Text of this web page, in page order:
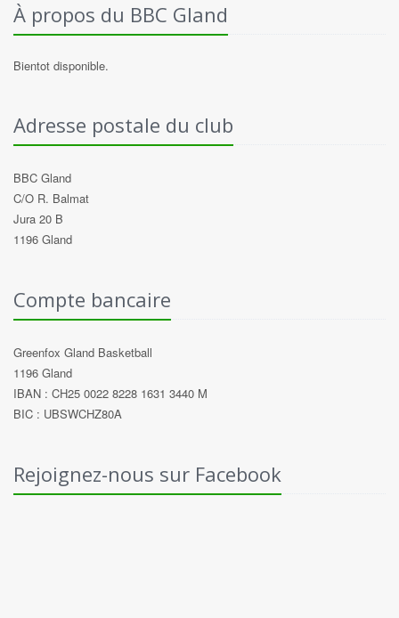
À propos du BBC Gland
Bientot disponible.
Adresse postale du club
BBC Gland
C/O R. Balmat
Jura 20 B
1196 Gland
Compte bancaire
Greenfox Gland Basketball
1196 Gland
IBAN : CH25 0022 8228 1631 3440 M
BIC : UBSWCHZ80A
Rejoignez-nous sur Facebook